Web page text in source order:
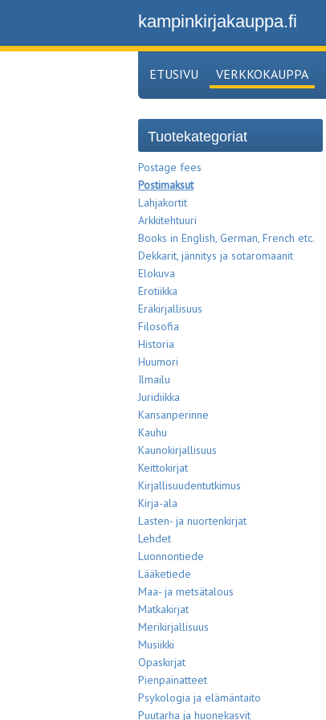
kampinkirjakauppa.fi
ETUSIVU VERKKOKAUPPA
Tuotekategoriat
Postage fees
Postimaksut
Lahjakortit
Arkkitehtuuri
Books in English, German, French etc.
Dekkarit, jännitys ja sotaromaanit
Elokuva
Erotiikka
Eräkirjallisuus
Filosofia
Historia
Huumori
Ilmailu
Juridiikka
Kansanperinne
Kauhu
Kaunokirjallisuus
Keittokirjat
Kirjallisuudentutkimus
Kirja-ala
Lasten- ja nuortenkirjat
Lehdet
Luonnontiede
Lääketiede
Maa- ja metsätalous
Matkakirjat
Merikirjallisuus
Musiikki
Opaskirjat
Pienpainatteet
Psykologia ja elämäntaito
Puutarha ja huonekasvit